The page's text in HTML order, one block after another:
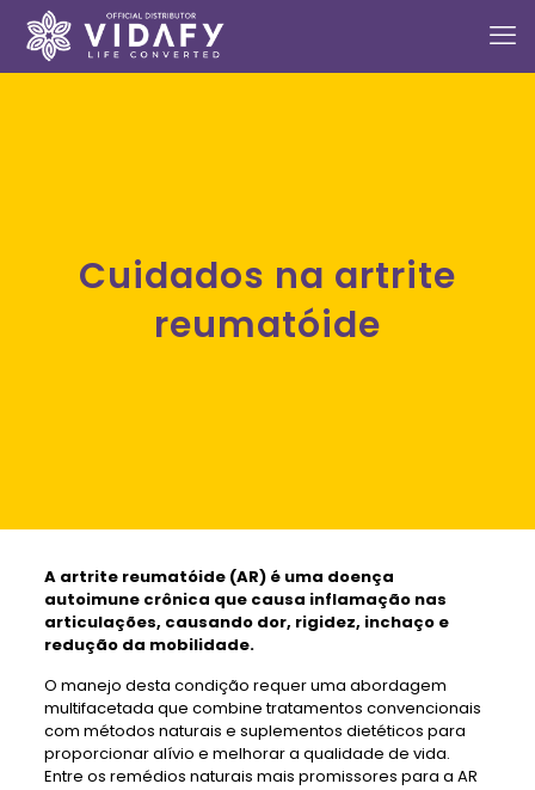
Cuidados na artrite
reumatóide
A artrite reumatóide (AR) é uma doença
autoimune crônica que causa inflamação nas
articulações, causando dor, rigidez, inchaço e
redução da mobilidade.
O manejo desta condição requer uma abordagem
multifacetada que combine tratamentos convencionais
com métodos naturais e suplementos dietéticos para
proporcionar alívio e melhorar a qualidade de vida.
Entre os remédios naturais mais promissores para a AR